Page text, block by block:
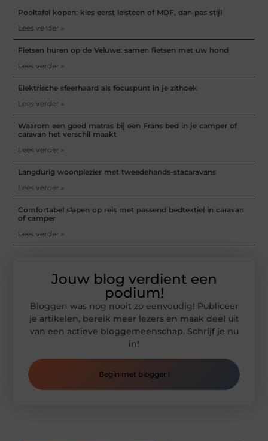
Pooltafel kopen: kies eerst leisteen of MDF, dan pas stijl
Lees verder »
Fietsen huren op de Veluwe: samen fietsen met uw hond
Lees verder »
Elektrische sfeerhaard als focuspunt in je zithoek
Lees verder »
Waarom een goed matras bij een Frans bed in je camper of
caravan het verschil maakt
Lees verder »
Langdurig woonplezier met tweedehands-stacaravans
Lees verder »
Comfortabel slapen op reis met passend bedtextiel in caravan
of camper
Lees verder »
Jouw blog verdient een
podium!
Bloggen was nog nooit zo eenvoudig! Publiceer
je artikelen, bereik meer lezers en maak deel uit
van een actieve bloggemeenschap. Schrijf je nu
in!
Begin met bloggen!